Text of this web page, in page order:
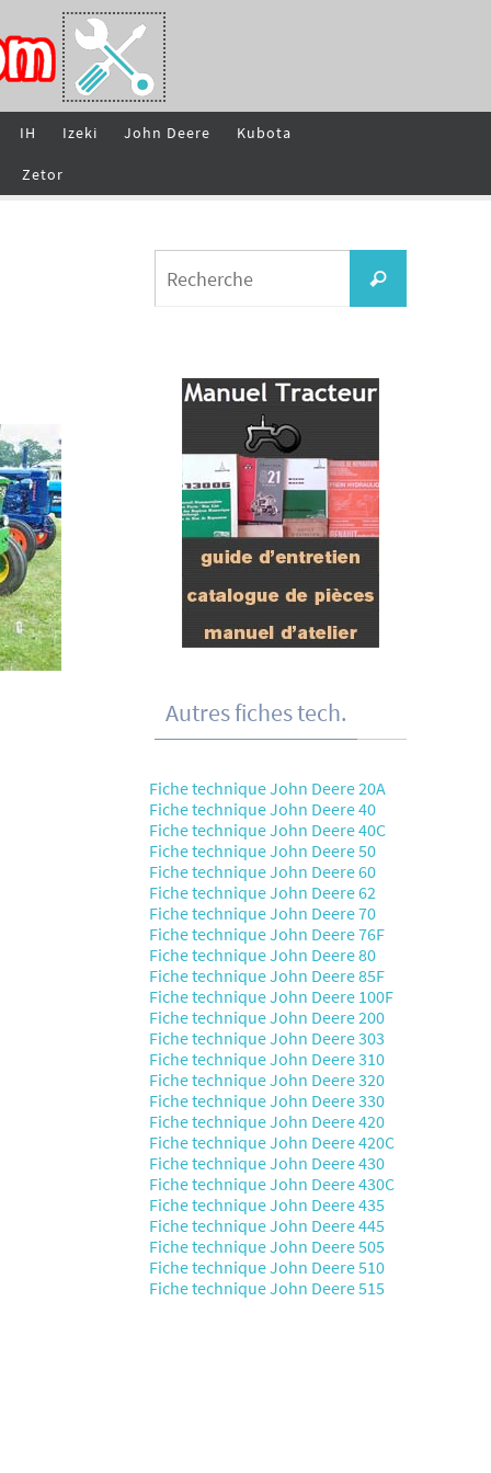
IH Izeki John Deere Kubota
Zetor
Recherche
Autres fiches tech.
Fiche technique John Deere 20A
Fiche technique John Deere 40
Fiche technique John Deere 40C
Fiche technique John Deere 50
Fiche technique John Deere 60
Fiche technique John Deere 62
Fiche technique John Deere 70
Fiche technique John Deere 76F
Fiche technique John Deere 80
Fiche technique John Deere 85F
Fiche technique John Deere 100F
Fiche technique John Deere 200
Fiche technique John Deere 303
Fiche technique John Deere 310
Fiche technique John Deere 320
Fiche technique John Deere 330
Fiche technique John Deere 420
Fiche technique John Deere 420C
Fiche technique John Deere 430
Fiche technique John Deere 430C
Fiche technique John Deere 435
Fiche technique John Deere 445
Fiche technique John Deere 505
Fiche technique John Deere 510
Fiche technique John Deere 515